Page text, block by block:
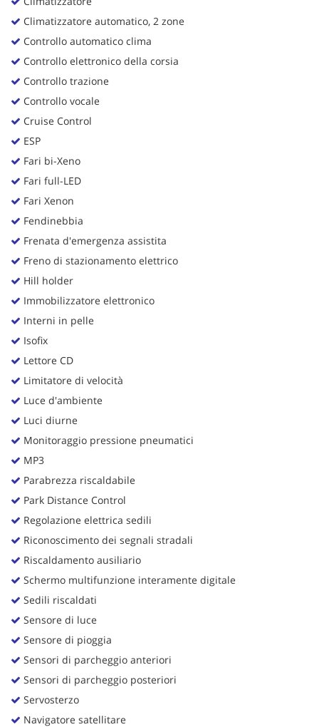
Climatizzatore automatico, 2 zone
Controllo automatico clima
Controllo elettronico della corsia
Controllo trazione
Controllo vocale
Cruise Control
ESP
Fari bi-Xeno
Fari full-LED
Fari Xenon
Fendinebbia
Frenata d'emergenza assistita
Freno di stazionamento elettrico
Hill holder
Immobilizzatore elettronico
Interni in pelle
Isofix
Lettore CD
Limitatore di velocità
Luce d'ambiente
Luci diurne
Monitoraggio pressione pneumatici
MP3
Parabrezza riscaldabile
Park Distance Control
Regolazione elettrica sedili
Riconoscimento dei segnali stradali
Riscaldamento ausiliario
Schermo multifunzione interamente digitale
Sedili riscaldati
Sensore di luce
Sensore di pioggia
Sensori di parcheggio anteriori
Sensori di parcheggio posteriori
Servosterzo
Navigatore satellitare